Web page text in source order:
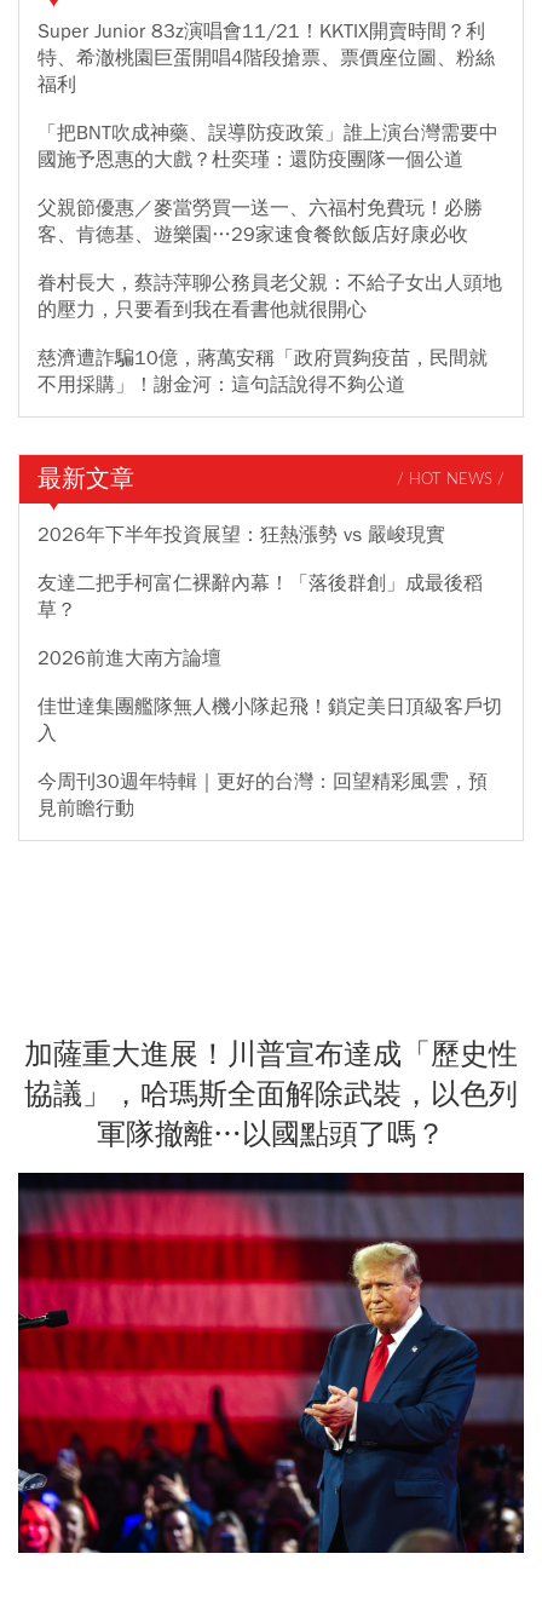
Super Junior 83z演唱會11/21！KKTIX開賣時間？利
特、希澈桃園巨蛋開唱4階段搶票、票價座位圖、粉絲
福利
「把BNT吹成神藥、誤導防疫政策」誰上演台灣需要中
國施予恩惠的大戲？杜奕瑾：還防疫團隊一個公道
父親節優惠／麥當勞買一送一、六福村免費玩！必勝
客、肯德基、遊樂園…29家速食餐飲飯店好康必收
眷村長大，蔡詩萍聊公務員老父親：不給子女出人頭地
的壓力，只要看到我在看書他就很開心
慈濟遭詐騙10億，蔣萬安稱「政府買夠疫苗，民間就
不用採購」！謝金河：這句話說得不夠公道
最新文章 / HOT NEWS /
2026年下半年投資展望：狂熱漲勢 vs 嚴峻現實
友達二把手柯富仁裸辭內幕！「落後群創」成最後稻
草？
2026前進大南方論壇
佳世達集團艦隊無人機小隊起飛！鎖定美日頂級客戶切
入
今周刊30週年特輯｜更好的台灣：回望精彩風雲，預
見前瞻行動
加薩重大進展！川普宣布達成「歷史性
協議」，哈瑪斯全面解除武裝，以色列
軍隊撤離…以國點頭了嗎？